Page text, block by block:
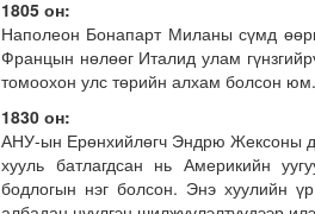
1805 он:
Наполеон Бонапарт Миланы сүмд
Францын нөлөөг Италид улам
томоохон улс төрийн алхам болсон юм.
1830 он:
АНУ-ын Ерөнхийлөгч Эндрю Жексоны
хууль батлагдсан нь Америкийн
бодлогын нэг болсон. Энэ хуулийн